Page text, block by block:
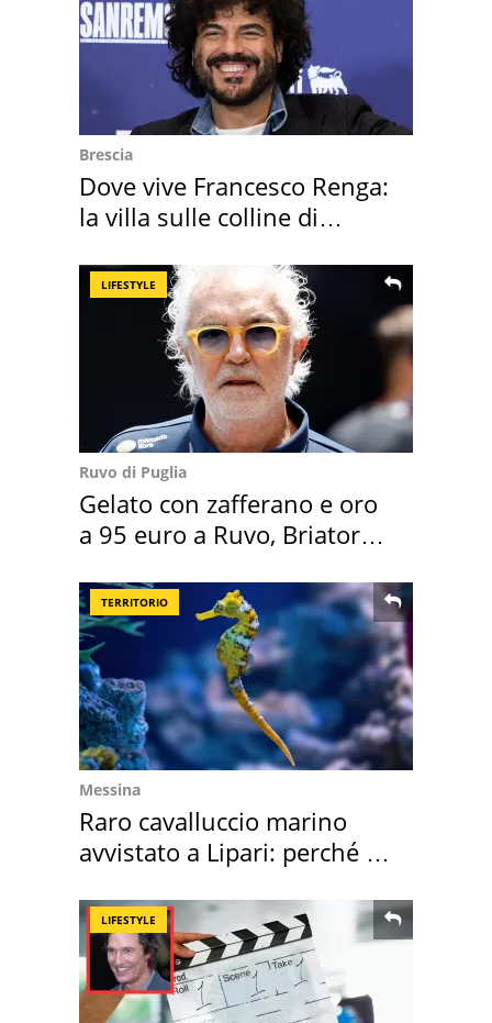
Brescia
Dove vive Francesco Renga:
la villa sulle colline di
LIFESTYLE
Ruvo di Puglia
Gelato con zafferano e oro
a 95 euro a Ruvo, Briatore
TERRITORIO
Messina
Raro cavalluccio marino
avvistato a Lipari: perché è
LIFESTYLE